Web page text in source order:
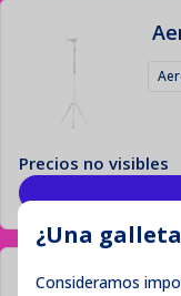
¿Una
Consideramos
Precios no visibles